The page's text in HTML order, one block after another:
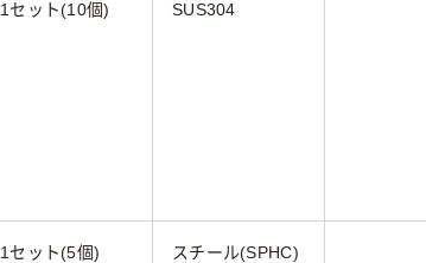
1セット(10個) SUS304
1セット(5個) スチール(SPHC)